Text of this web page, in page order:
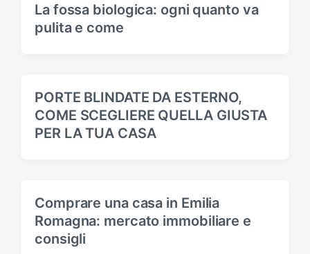
La fossa biologica: ogni quanto va
pulita e come
PORTE BLINDATE DA ESTERNO,
COME SCEGLIERE QUELLA GIUSTA
PER LA TUA CASA
Comprare una casa in Emilia
Romagna: mercato immobiliare e
consigli